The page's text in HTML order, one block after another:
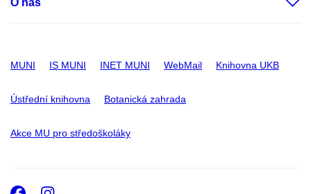
MUNI IS MUNI INET MUNI WebMail Knihovna UKB
Ústřední knihovna Botanická zahrada
Akce MU pro středoškoláky